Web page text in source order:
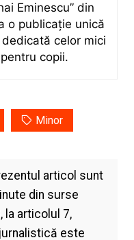
Eminescu” din
o publicație unică
celor mici
copii.
Minor
articol sunt
din surse
la articolul 7,
este